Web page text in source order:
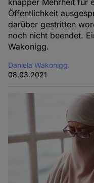
knapper Mehrheit für
Öffentlichkeit
darüber gestritten
noch nicht beendet.
Wakonigg.
Daniela Wakonigg
08.03.2021